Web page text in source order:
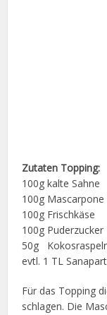
Zutaten Topping:
100g kalte Sahne
100g Mascarpone
100g Frischkäse
100g Puderzucker
50g
evtl. 1 TL Sanapart
Für das Topping
schlagen. Die